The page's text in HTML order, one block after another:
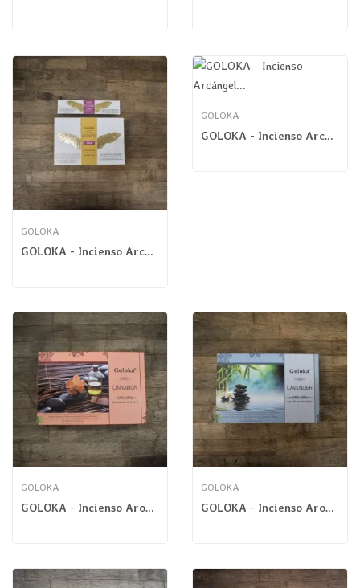
GOLOKA
GOLOKA - Incienso Arcángel Uriel Masala
GOLOKA
GOLOKA - Incienso Arcángel Zadkiel Masala
GOLOKA
GOLOKA - Incienso Aromaterapia Canela Masala
GOLOKA
GOLOKA - Incienso Aromaterapia Lavanda